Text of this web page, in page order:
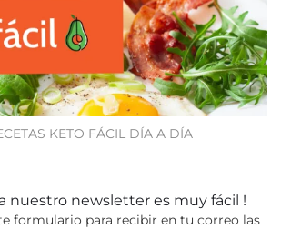
KETO FÁCIL DÍA A DÍA
nuestro newsletter es muy fácil !
formulario para recibir en tu correo las